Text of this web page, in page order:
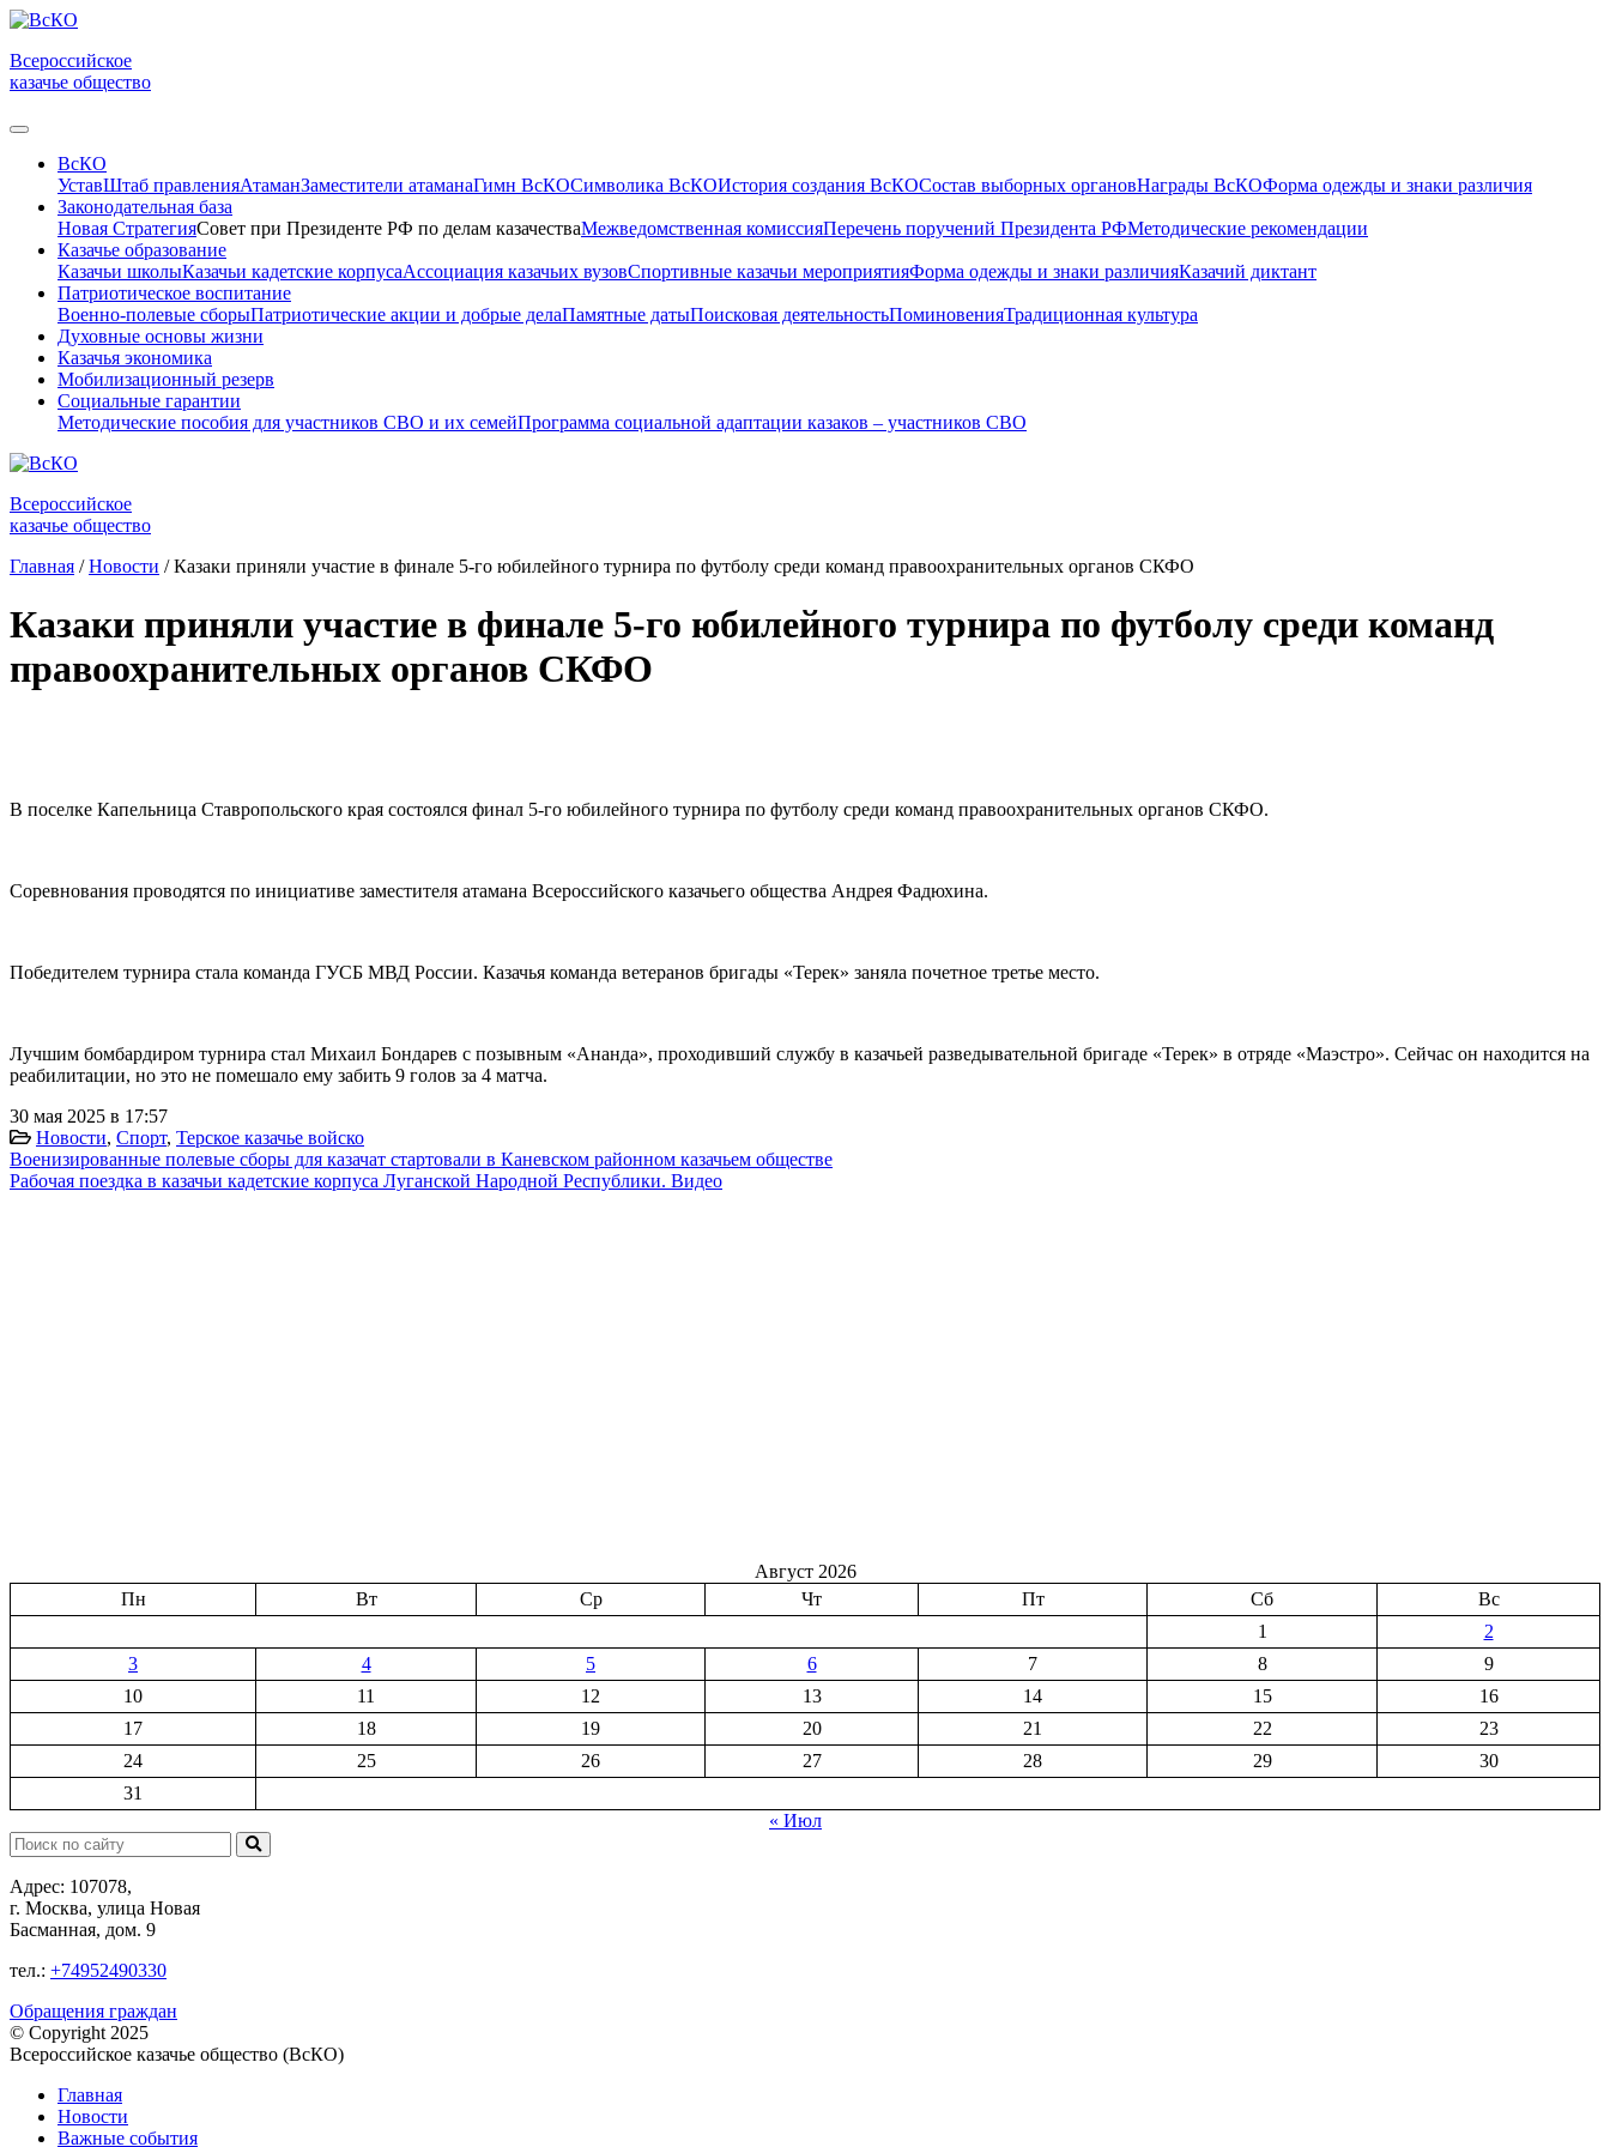
Всероссийское
казачье общество
ВсКО
УставШтаб правленияАтаманЗаместители атаманаГимн ВсКОСимволика ВсКОИстория создания ВсКОСостав выборных органовНаграды ВсКОФорма одежды и знаки различия
Законодательная база
Новая СтратегияСовет при Президенте РФ по делам казачестваМежведомственная комиссияПеречень поручений Президента РФМетодические рекомендации
Казачье образование
Казачьи школыКазачьи кадетские корпусаАссоциация казачьих вузовСпортивные казачьи мероприятияФорма одежды и знаки различияКазачий диктант
Патриотическое воспитание
Военно-полевые сборыПатриотические акции и добрые делаПамятные датыПоисковая деятельностьПоминовенияТрадиционная культура
Духовные основы жизни
Казачья экономика
Мобилизационный резерв
Социальные гарантии
Методические пособия для участников СВО и их семейПрограмма социальной адаптации казаков – участников СВО
Всероссийское
казачье общество
Главная / Новости / Казаки приняли участие в финале 5-го юбилейного турнира по футболу среди команд правоохранительных органов СКФО
Казаки приняли участие в финале 5-го юбилейного турнира по футболу среди команд
правоохранительных органов СКФО
В поселке Капельница Ставропольского края состоялся финал 5-го юбилейного турнира по футболу среди команд правоохранительных органов СКФО.
Соревнования проводятся по инициативе заместителя атамана Всероссийского казачьего общества Андрея Фадюхина.
Победителем турнира стала команда ГУСБ МВД России. Казачья команда ветеранов бригады «Терек» заняла почетное третье место.
Лучшим бомбардиром турнира стал Михаил Бондарев с позывным «Ананда», проходивший службу в казачьей разведывательной бригаде «Терек» в отряде «Маэстро». Сейчас он находится на
реабилитации, но это не помешало ему забить 9 голов за 4 матча.
30 мая 2025 в 17:57
Новости, Спорт, Терское казачье войско
Военизированные полевые сборы для казачат стартовали в Каневском районном казачьем обществе
Рабочая поездка в казачьи кадетские корпуса Луганской Народной Республики. Видео
Август 2026
Пн
Вт Ср Чт Пт Сб
Вс
1
2
3
4 5 6 7 8
9
10
11 12 13 14 15
16
17
18 19 20 21 22
23
24
25 26 27 28 29
30
31
« Июл
Поиск:
Адрес: 107078,
г. Москва, улица Новая
Басманная, дом. 9
тел.: +74952490330
Обращения граждан
© Copyright 2025
Всероссийское казачье общество (ВсКО)
Главная
Новости
Важные события